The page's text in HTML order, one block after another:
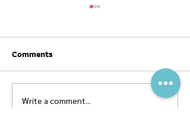
สุขภาพดีต้อนรับ #ตรุษจีน ปี
Comments
Write a comment...